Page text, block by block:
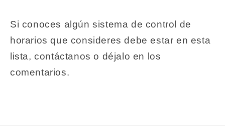
Si conoces algún sistema de control de
horarios que consideres debe estar en esta
lista, contáctanos o déjalo en los
comentarios.